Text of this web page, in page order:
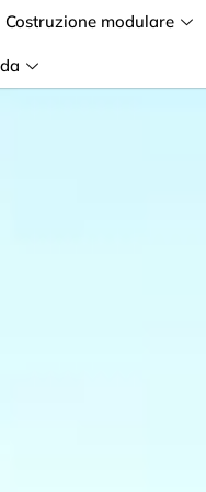
Costruzione modulare